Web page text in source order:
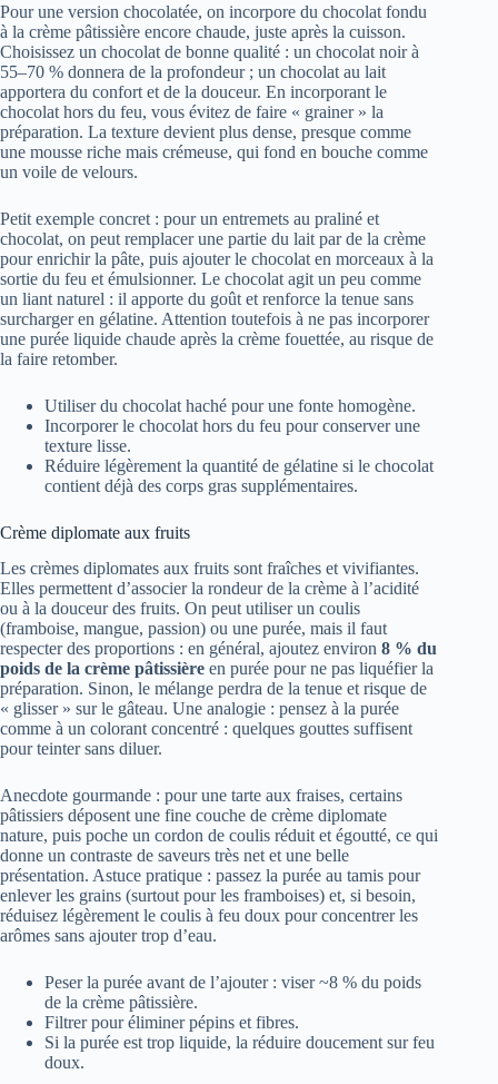
Pour une version chocolatée, on incorpore du chocolat fondu
à la crème pâtissière encore chaude, juste après la cuisson.
Choisissez un chocolat de bonne qualité : un chocolat noir à
55–70 % donnera de la profondeur ; un chocolat au lait
apportera du confort et de la douceur. En incorporant le
chocolat hors du feu, vous évitez de faire « grainer » la
préparation. La texture devient plus dense, presque comme
une mousse riche mais crémeuse, qui fond en bouche comme
un voile de velours.
Petit exemple concret : pour un entremets au praliné et
chocolat, on peut remplacer une partie du lait par de la crème
pour enrichir la pâte, puis ajouter le chocolat en morceaux à la
sortie du feu et émulsionner. Le chocolat agit un peu comme
un liant naturel : il apporte du goût et renforce la tenue sans
surcharger en gélatine. Attention toutefois à ne pas incorporer
une purée liquide chaude après la crème fouettée, au risque de
la faire retomber.
Utiliser du chocolat haché pour une fonte homogène.
Incorporer le chocolat hors du feu pour conserver une
texture lisse.
Réduire légèrement la quantité de gélatine si le chocolat
contient déjà des corps gras supplémentaires.
Crème diplomate aux fruits
Les crèmes diplomates aux fruits sont fraîches et vivifiantes.
Elles permettent d’associer la rondeur de la crème à l’acidité
ou à la douceur des fruits. On peut utiliser un coulis
(framboise, mangue, passion) ou une purée, mais il faut
respecter des proportions : en général, ajoutez environ 8 % du
poids de la crème pâtissière en purée pour ne pas liquéfier la
préparation. Sinon, le mélange perdra de la tenue et risque de
« glisser » sur le gâteau. Une analogie : pensez à la purée
comme à un colorant concentré : quelques gouttes suffisent
pour teinter sans diluer.
Anecdote gourmande : pour une tarte aux fraises, certains
pâtissiers déposent une fine couche de crème diplomate
nature, puis poche un cordon de coulis réduit et égoutté, ce qui
donne un contraste de saveurs très net et une belle
présentation. Astuce pratique : passez la purée au tamis pour
enlever les grains (surtout pour les framboises) et, si besoin,
réduisez légèrement le coulis à feu doux pour concentrer les
arômes sans ajouter trop d’eau.
Peser la purée avant de l’ajouter : viser ~8 % du poids
de la crème pâtissière.
Filtrer pour éliminer pépins et fibres.
Si la purée est trop liquide, la réduire doucement sur feu
doux.